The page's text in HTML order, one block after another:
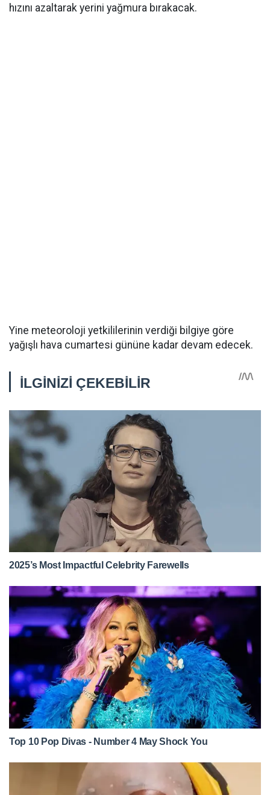
hızını azaltarak yerini yağmura bırakacak.
Yine meteoroloji yetkililerinin verdiği bilgiye göre
yağışlı hava cumartesi gününe kadar devam edecek.